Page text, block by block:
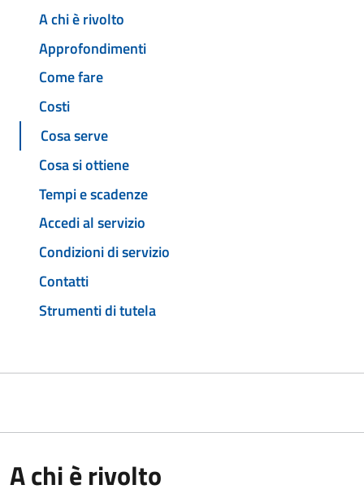
A chi è rivolto
Approfondimenti
Come fare
Costi
Cosa serve
Cosa si ottiene
Tempi e scadenze
Accedi al servizio
Condizioni di servizio
Contatti
Strumenti di tutela
A chi è rivolto